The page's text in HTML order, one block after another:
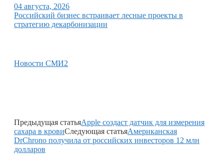
04 августа, 2026
Российский бизнес встраивает лесные проекты в
стратегию декарбонизации
Новости СМИ2
Предыдущая статьяApple создаст датчик для измерения
сахара в кровиСледующая статьяАмериканская
DrChrono получила от российских инвесторов 12 млн
долларов